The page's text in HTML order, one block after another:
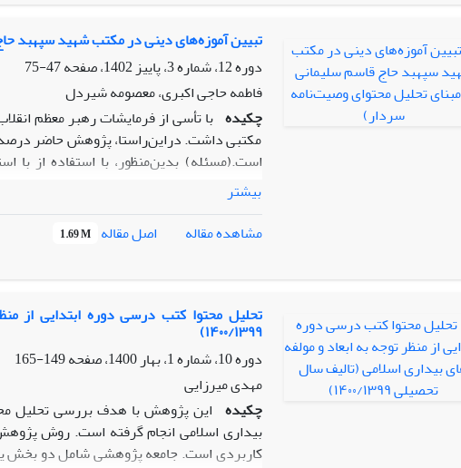
هستند. در راستای نتایج پژوهش حاضر،
ویژگی‌های انقلابی و فرهنگ ایرانی- اسلامی را
تبیین آموزه‌های دینی در مکتب شهید سپهبد
دوره 12، شماره 3، پاییز 1402، صفحه
47-75
فاطمه حاجی اکبری، معصومه شیردل
چکیده با تأسی از فرمایشات رهبر معظم
مکتبی داشت. دراین‌راستا، پژوهش حاضر
است.(مسئله) بدین‌منظور، با استفاده از با
وصیت‌نامه سردار سلیمانی می‌پردازد.
کیفی و کمی(روش)، مهم‌ترین آموزه‌های دینی
توحیدباوری؛ عشق به اهل بیت(علیهم‌السلام)؛
اسلامی در دوران معاصر، در عرصه جهاد تبیین
فقیه را «رنگ خدا»، امتداددهنده ولایت
تمام کارهایش فقط برای رضای خدا بود.
معصومین(علیهم‌السلام) فراگرفته بود. از
اشاره نمود.(یافته‌ها)
بیشتر
مشاهده مقاله
اصل مقاله 1.69 M
تحلیل محتوا کتب درسی دوره ابتدایی از
۱۴۰۰/۱۳۹۹)
دوره 10، شماره 1، بهار 1400، صفحه
149-165
مهدی میرزایی
چکیده این پژوهش با هدف بررسی تحلیل
بیداری اسلامی انجام گرفته است. روش
کاربردی است. جامعه پژوهشی شامل دو بخش